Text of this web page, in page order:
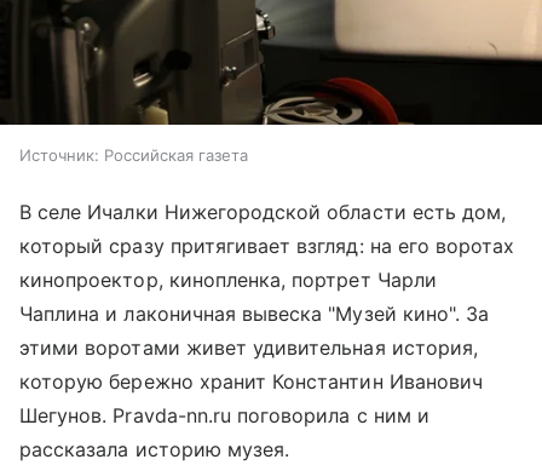
Источник: Российская газета
В селе Ичалки Нижегородской области есть дом,
который сразу притягивает взгляд: на его воротах
кинопроектор, кинопленка, портрет Чарли
Чаплина и лаконичная вывеска "Музей кино". За
этими воротами живет удивительная история,
которую бережно хранит Константин Иванович
Шегунов. Pravda-nn.ru поговорила с ним и
рассказала историю музея.